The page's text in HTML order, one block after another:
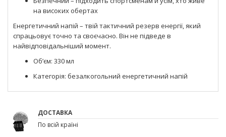
на високих обертах
Енергетичний напій – твій тактичний резерв енергії, який
спрацьовує точно та своєчасно. Він не підведе в
найвідповідальніший момент.
Об’єм: 330 мл
Категорія: безалкогольний енергетичний напій
ДОСТАВКА
По всій країні